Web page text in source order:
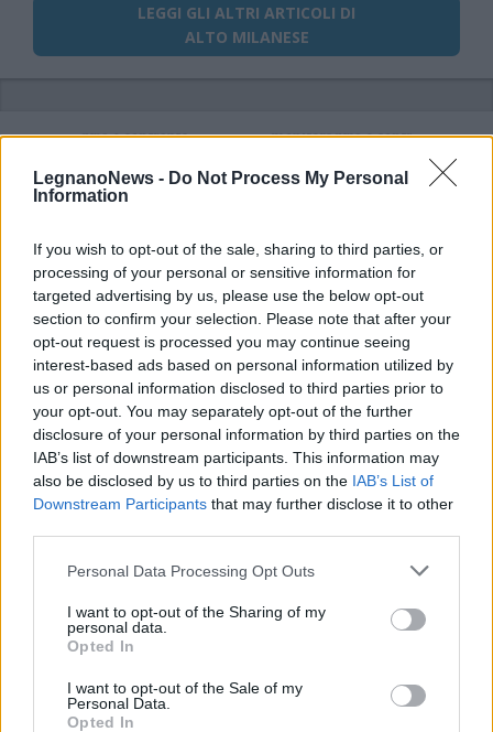
LegnanoNews - Do Not Process My Personal
Information
If you wish to opt-out of the sale, sharing to third parties, or
processing of your personal or sensitive information for
targeted advertising by us, please use the below opt-out
section to confirm your selection. Please note that after your
opt-out request is processed you may continue seeing
interest-based ads based on personal information utilized by
us or personal information disclosed to third parties prior to
your opt-out. You may separately opt-out of the further
disclosure of your personal information by third parties on the
IAB’s list of downstream participants. This information may
also be disclosed by us to third parties on the IAB’s List of
Downstream Participants that may further disclose it to other
Personal Data Processing Opt Outs
I want to opt-out of the Sharing of my
personal data.
Opted In
I want to opt-out of the Sale of my
Personal Data.
Opted In
LEGGI GLI ALTRI ARTICOLI DI
ALTO MILANESE
Selezioniamo per te
Iscriviti alla
newsletter
Commenti
Accedioregistratiper commentare questo
articolo.
L'email è richiesta ma non verrà mostrata ai visitatori. Il contenuto di questo
di VareseNews.it, che rimane autonoma e indipendente. I messaggi inclusi nei
commenti non sono testi giornalistici, ma post inviati dai singoli lettori che
che includano uno o più link a siti esterni verranno rimossi in automatico dal